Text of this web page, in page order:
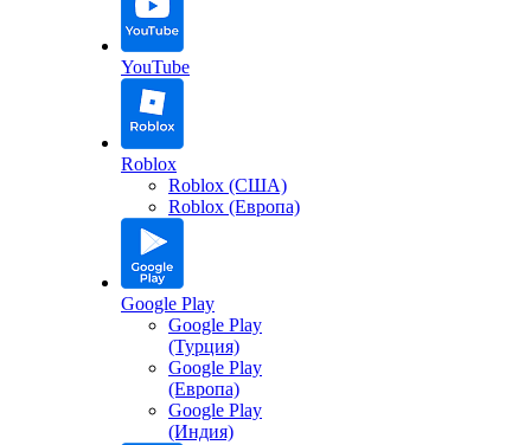
YouTube
Roblox
Roblox (США)
Roblox (Европа)
Google Play
Google Play
(Турция)
Google Play
(Европа)
Google Play
(Индия)